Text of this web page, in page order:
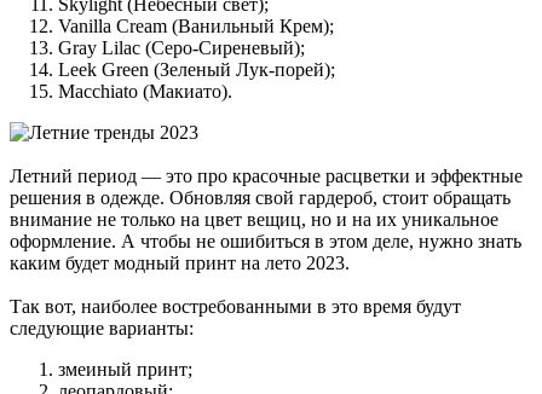
Skylight (Небесный свет);
Vanilla Cream (Ванильный Крем);
Gray Lilac (Серо-Сиреневый);
Leek Green (Зеленый Лук-порей);
Macchiato (Макиато).
Летний период — это про красочные расцветки и эффектные
решения в одежде. Обновляя свой гардероб, стоит обращать
внимание не только на цвет вещиц, но и на их уникальное
оформление. А чтобы не ошибиться в этом деле, нужно знать
каким будет модный принт на лето 2023.
Так вот, наиболее востребованными в это время будут
следующие варианты:
змеиный принт;